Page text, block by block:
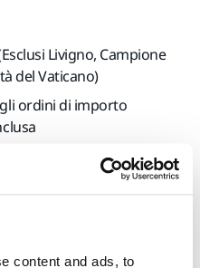
content and ads, to
Livigno, Campione
del Vaticano)
ordini di importo